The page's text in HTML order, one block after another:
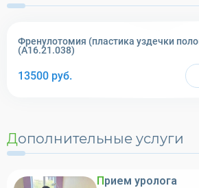
Френулотомия (пластика уздечки
(A16.21.038)
13500 руб.
Дополнительные услуги
Прием уролога